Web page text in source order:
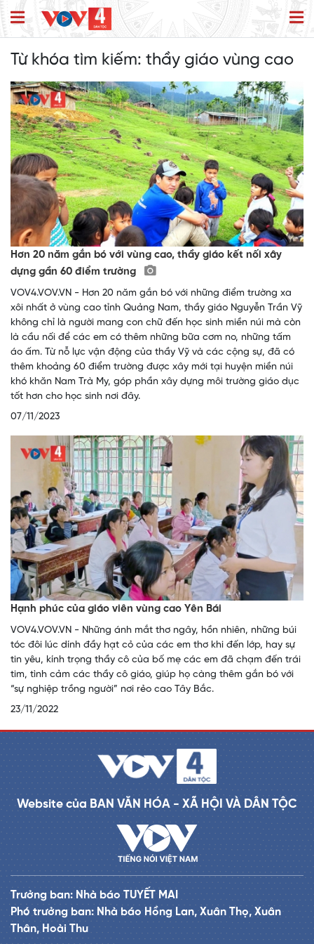
Từ khóa tìm kiếm: thầy giáo vùng cao
Hơn 20 năm gắn bó với vùng cao, thầy giáo kết nối xây
dựng gần 60 điểm trường
VOV4.VOV.VN - Hơn 20 năm gắn bó với những điểm trường xa
xôi nhất ở vùng cao tỉnh Quảng Nam, thầy giáo Nguyễn Trần Vỹ
không chỉ là người mang con chữ đến học sinh miền núi mà còn
là cầu nối để các em có thêm những bữa cơm no, những tấm
áo ấm. Từ nỗ lực vận động của thầy Vỹ và các cộng sự, đã có
thêm khoảng 60 điểm trường được xây mới tại huyện miền núi
khó khăn Nam Trà My, góp phần xây dựng môi trường giáo dục
tốt hơn cho học sinh nơi đây.
07/11/2023
Hạnh phúc của giáo viên vùng cao Yên Bái
VOV4.VOV.VN - Những ánh mắt thơ ngây, hồn nhiên, những búi
tóc đôi lúc dính đầy hạt cỏ của các em thơ khi đến lớp, hay sự
tin yêu, kính trọng thầy cô của bố mẹ các em đã chạm đến trái
tim, tình cảm các thầy cô giáo, giúp họ càng thêm gắn bó với
“sự nghiệp trồng người” nơi rẻo cao Tây Bắc.
23/11/2022
Website của BAN VĂN HÓA - XÃ HỘI VÀ DÂN TỘC
Trưởng ban: Nhà báo TUYẾT MAI
Phó trưởng ban: Nhà báo Hồng Lan, Xuân Thọ, Xuân
Thân, Hoài Thu